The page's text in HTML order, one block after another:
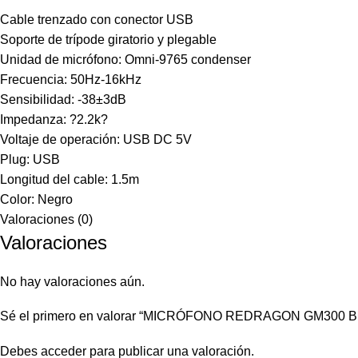
Cable trenzado con conector USB
Soporte de trípode giratorio y plegable
Unidad de micrófono: Omni-9765 condenser
Frecuencia: 50Hz-16kHz
Sensibilidad: -38±3dB
Impedanza: ?2.2k?
Voltaje de operación: USB DC 5V
Plug: USB
Longitud del cable: 1.5m
Color: Negro
Valoraciones (0)
Valoraciones
No hay valoraciones aún.
Sé el primero en valorar “MICRÓFONO REDRAGON GM300
Debes acceder para publicar una valoración.